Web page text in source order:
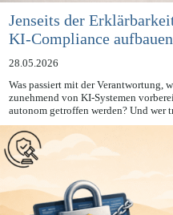
Jenseits der
KI-Compliance aufbauen
28.05.2026
Was passiert mit der Verantwortung,
zunehmend von KI-Systemen
autonom getroffen werden? Und wer